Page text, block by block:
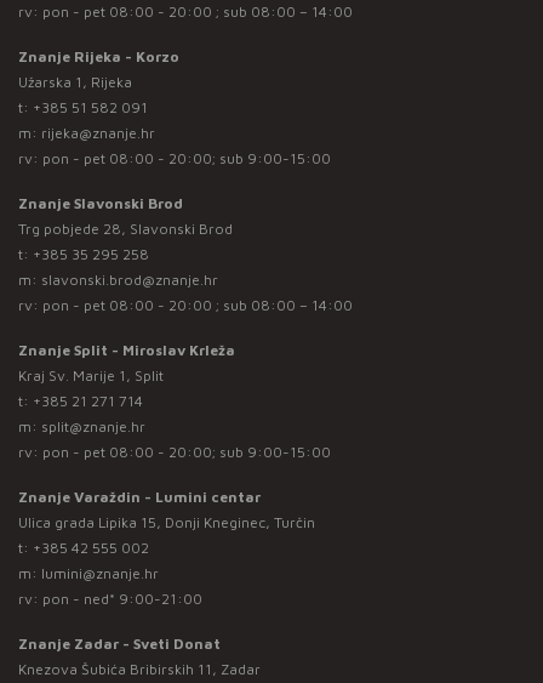
rv: pon - pet 08:00 - 20:00 ; sub 08:00 – 14:00
Znanje Rijeka - Korzo
Užarska 1, Rijeka
t: +385 51 582 091
m: rijeka@znanje.hr
rv: pon - pet 08:00 - 20:00; sub 9:00-15:00
Znanje Slavonski Brod
Trg pobjede 28, Slavonski Brod
t: +385 35 295 258
m: slavonski.brod@znanje.hr
rv: pon - pet 08:00 - 20:00 ; sub 08:00 – 14:00
Znanje Split - Miroslav Krleža
Kraj Sv. Marije 1, Split
t: +385 21 271 714
m: split@znanje.hr
rv: pon - pet 08:00 - 20:00; sub 9:00-15:00
Znanje Varaždin - Lumini centar
Ulica grada Lipika 15, Donji Kneginec, Turčin
t: +385 42 555 002
m: lumini@znanje.hr
rv: pon - ned* 9:00-21:00
Znanje Zadar - Sveti Donat
Knezova Šubića Bribirskih 11, Zadar